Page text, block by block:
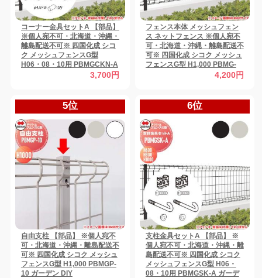
コーナー金具セットA 【部品】
※個人宛不可・北海道・沖縄・
離島配送不可※ 四国化成 シコ
ク メッシュフェンスG型
H06・08・10用 PBMGCKN-A
3,700円
フェンス本体 メッシュフェン
ス ネットフェンス ※個人宛不
可・北海道・沖縄・離島配送不
可※ 四国化成 シコク メッシュ
フェンスG型 H1,000 PBMG-
1020 ガーデン DIY 塀 壁 囲い
4,200円
5位
自由支柱 【部品】 ※個人宛不
可・北海道・沖縄・離島配送不
可※ 四国化成 シコク メッシュ
フェンスG型 H1,000 PBMGP-
10 ガーデン DIY
6位
支柱金具セットA 【部品】 ※
個人宛不可・北海道・沖縄・離
島配送不可※ 四国化成 シコク
メッシュフェンスG型 H06・
08・10用 PBMGSK-A ガーデ